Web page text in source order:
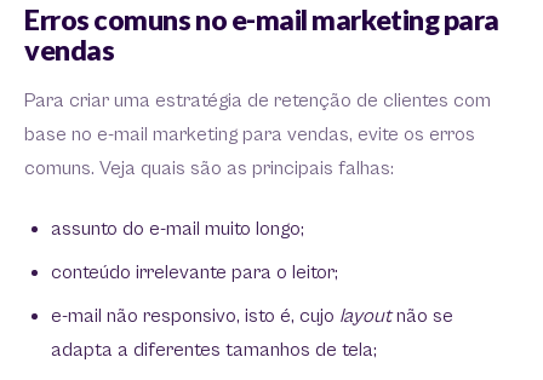
Erros comuns no e-mail marketing para
vendas
Para criar uma estratégia de retenção de clientes com
base no e-mail marketing para vendas, evite os erros
comuns. Veja quais são as principais falhas:
assunto do e-mail muito longo;
conteúdo irrelevante para o leitor;
e-mail não responsivo, isto é, cujo layoutnão se
adapta a diferentes tamanhos de tela;